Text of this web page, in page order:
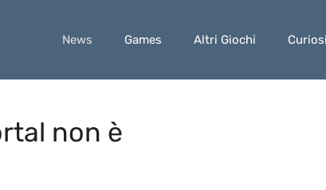
News Games Altri Giochi
non è